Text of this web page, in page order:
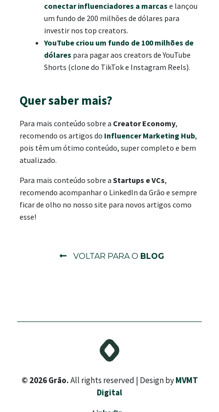
conectar influenciadores a marcas e lançou
um fundo de 200 milhões de dólares para
investir nos top creators.
YouTube criou um fundo de 100 milhões de
dólares para pagar aos creators de YouTube
Shorts (clone do TikTok e Instagram Reels).
Quer saber mais?
Para mais conteúdo sobre a Creator Economy,
recomendo os artigos do Influencer Marketing Hub,
pois têm um ótimo conteúdo, super completo e bem
atualizado.
Para mais conteúdo sobre a Startups e VCs,
recomendo acompanhar o LinkedIn da Grão e sempre
ficar de olho no nosso site para novos artigos como
esse!
VOLTAR PARA O BLOG
© 2026 Grão.All rights reserved | Design byMVMT
Digital